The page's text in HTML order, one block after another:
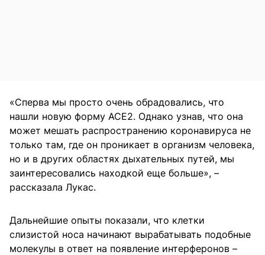
«Сперва мы просто очень обрадовались, что
нашли новую форму ACE2. Однако узнав, что она
может мешать распространению коронавируса не
только там, где он проникает в организм человека,
но и в других областях дыхательных путей, мы
заинтересовались находкой еще больше», –
рассказала Лукас.
Дальнейшие опыты показали, что клетки
слизистой носа начинают вырабатывать подобные
молекулы в ответ на появление интерферонов –